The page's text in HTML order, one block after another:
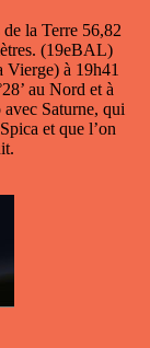
la Terre 56,82
(19eBAL)
Vierge) à 19h41
au Nord et à
Saturne, qui
et que l’on